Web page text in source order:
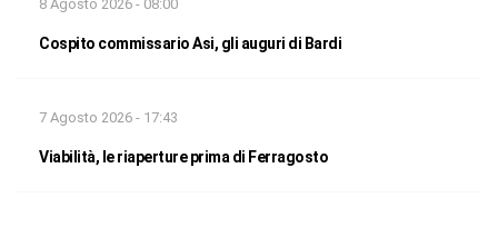
8 Agosto 2026 - 08:00
Cospito commissario Asi, gli auguri di Bardi
7 Agosto 2026 - 17:43
Viabilità, le riaperture prima di Ferragosto